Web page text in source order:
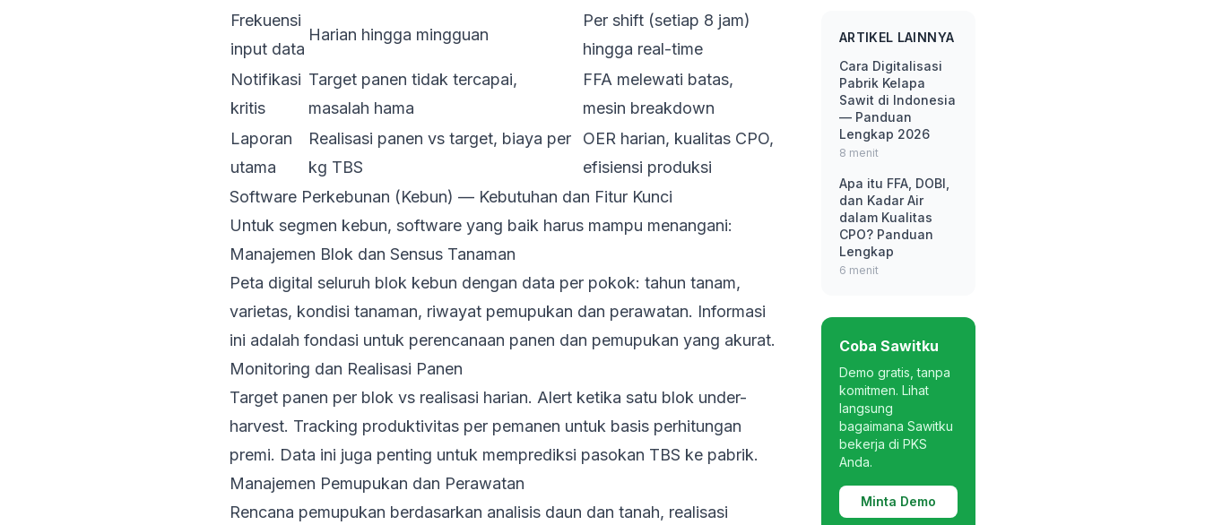
Frekuensi
input data
Harian hingga mingguan
Per shift (setiap 8 jam)
hingga real-time
Notifikasi
kritis
Target panen tidak tercapai,
masalah hama
FFA melewati batas,
mesin breakdown
Laporan
utama
Realisasi panen vs target, biaya per
kg TBS
OER harian, kualitas CPO,
efisiensi produksi
Software Perkebunan (Kebun) — Kebutuhan dan Fitur Kunci
Untuk segmen kebun, software yang baik harus mampu menangani:
Manajemen Blok dan Sensus Tanaman
Peta digital seluruh blok kebun dengan data per pokok: tahun tanam,
varietas, kondisi tanaman, riwayat pemupukan dan perawatan. Informasi
ini adalah fondasi untuk perencanaan panen dan pemupukan yang akurat.
Monitoring dan Realisasi Panen
Target panen per blok vs realisasi harian. Alert ketika satu blok under-
harvest. Tracking produktivitas per pemanen untuk basis perhitungan
premi. Data ini juga penting untuk memprediksi pasokan TBS ke pabrik.
Manajemen Pemupukan dan Perawatan
Rencana pemupukan berdasarkan analisis daun dan tanah, realisasi
ARTIKEL LAINNYA
Cara Digitalisasi
Pabrik Kelapa
Sawit di Indonesia
— Panduan
Lengkap 2026
8 menit
Apa itu FFA, DOBI,
dan Kadar Air
dalam Kualitas
CPO? Panduan
Lengkap
6 menit
Coba Sawitku
Demo gratis, tanpa
komitmen. Lihat
langsung
bagaimana Sawitku
bekerja di PKS
Anda.
Minta Demo